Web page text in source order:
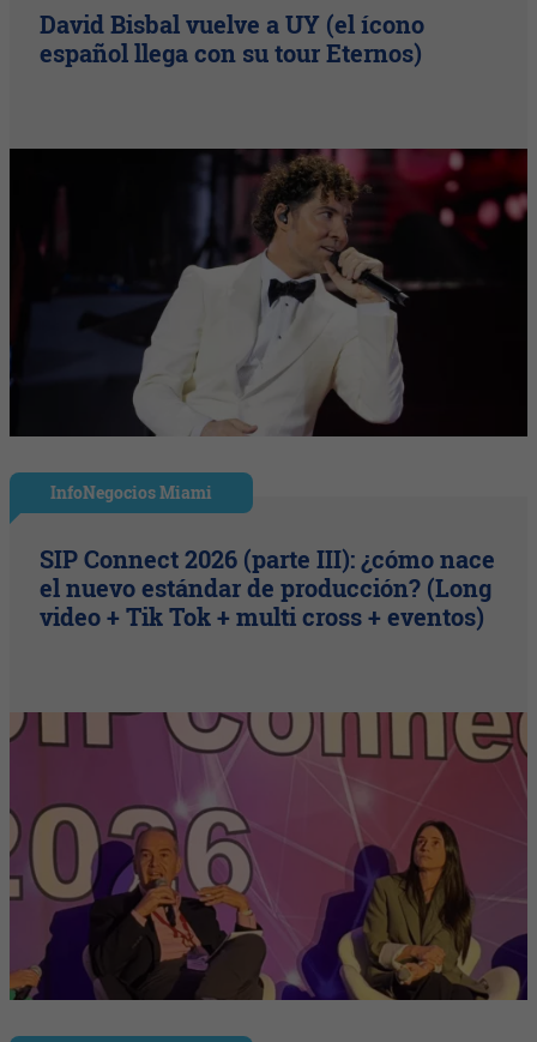
David Bisbal vuelve a UY (el ícono
español llega con su tour Eternos)
InfoNegocios Miami
SIP Connect 2026 (parte III): ¿cómo nace
el nuevo estándar de producción? (Long
video + Tik Tok + multi cross + eventos)